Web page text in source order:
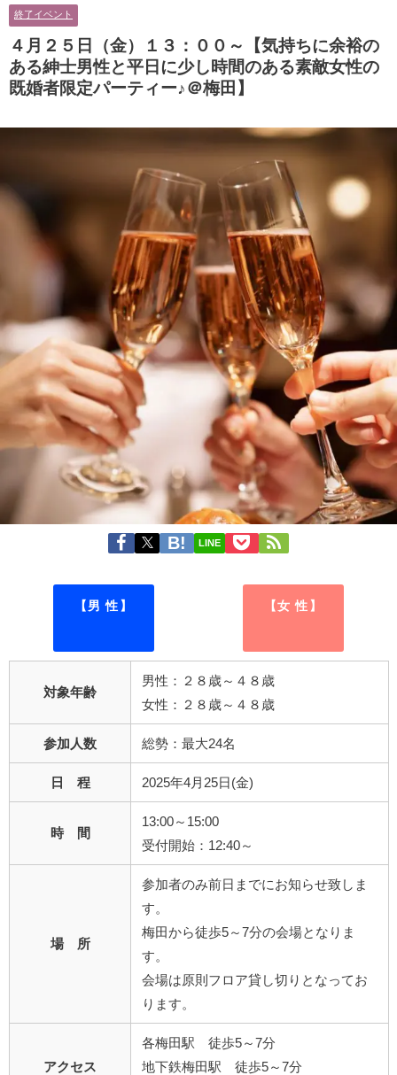
に余裕のある健康的なオシャレ男
性と美容好きで優しさのある大人
女性の既婚者限定ビッグパーティ
ー♪＠池袋】
ティー♪＠茶屋町】
終了イベント
４月２５日（金）１３：００～【気持ちに余裕の
ある紳士男性と平日に少し時間のある素敵女性の
既婚者限定パーティー♪＠梅田】
LINE
【男 性】 【女 性】
対象年齢
男性：２８歳～４８歳
女性：２８歳～４８歳
参加人数 総勢：最大24名
日 程 2025年4月25日(金)
時 間
13:00～15:00
受付開始：12:40～
場 所
参加者のみ前日までにお知らせ致しま
す。
梅田から徒歩5～7分の会場となりま
す。
会場は原則フロア貸し切りとなってお
ります。
アクセス
各梅田駅 徒歩5～7分
地下鉄梅田駅 徒歩5～7分